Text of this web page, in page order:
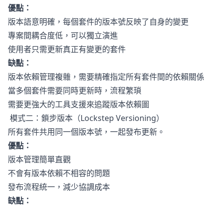
優點：
版本語意明確，每個套件的版本號反映了自身的變更
專案間耦合度低，可以獨立演進
使用者只需更新真正有變更的套件
缺點：
版本依賴管理複雜，需要精確指定所有套件間的依賴關係
當多個套件需要同時更新時，流程繁瑣
需要更強大的工具支援來追蹤版本依賴圖
模式二：鎖步版本（Lockstep Versioning）
所有套件共用同一個版本號，一起發布更新。
優點：
版本管理簡單直觀
不會有版本依賴不相容的問題
發布流程統一，減少協調成本
缺點：